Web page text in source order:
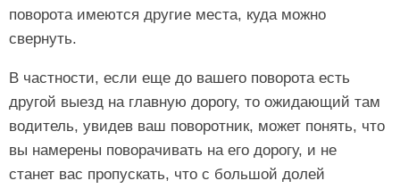
поворота имеются другие места, куда можно
свернуть.
В частности, если еще до вашего поворота есть
другой выезд на главную дорогу, то ожидающий там
водитель, увидев ваш поворотник, может понять, что
вы намерены поворачивать на его дорогу, и не
станет вас пропускать, что с большой долей